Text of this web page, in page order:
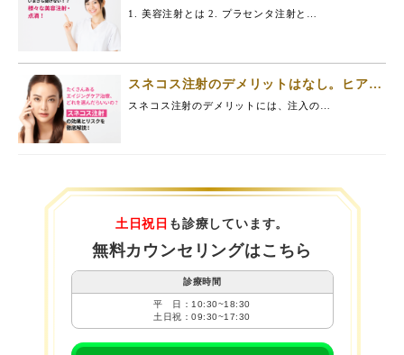
滴！
1. 美容注射とは 2. プラセンタ注射と…
スネコス注射のデメリットはなし。ヒアル
ロン酸よりも優れている「スネコス注
スネコス注射のデメリットには、注入の…
土日祝日 も診療しています。
無料カウンセリングはこちら
診療時間
平 日：10:30~18:30
土日祝：09:30~17:30